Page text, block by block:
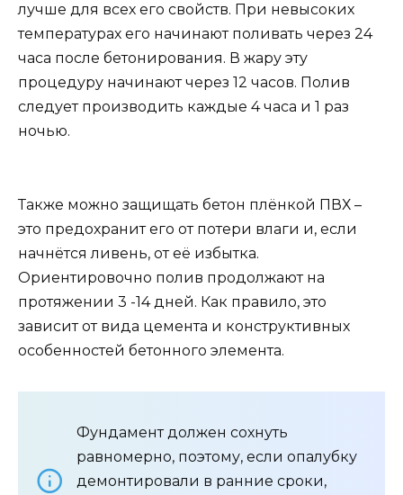
лучше для всех его свойств. При невысоких
температурах его начинают поливать через 24
часа после бетонирования. В жару эту
процедуру начинают через 12 часов. Полив
следует производить каждые 4 часа и 1 раз
ночью.
Также можно защищать бетон плёнкой ПВХ –
это предохранит его от потери влаги и, если
начнётся ливень, от её избытка.
Ориентировочно полив продолжают на
протяжении 3 -14 дней. Как правило, это
зависит от вида цемента и конструктивных
особенностей бетонного элемента.
Фундамент должен сохнуть
равномерно, поэтому, если опалубку
демонтировали в ранние сроки,